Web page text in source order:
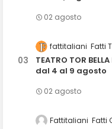
02 agosto
fattitaliani Fatti
TEATRO TOR
dal 4 al 9 agosto
02 agosto
Fattitaliani Fatti